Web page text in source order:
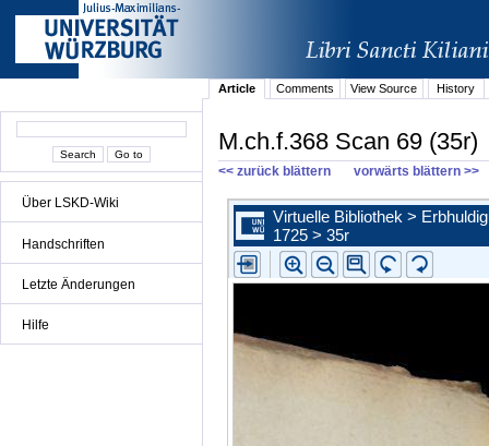
Über LSKD-Wiki
Handschriften
Letzte Änderungen
Hilfe
Article Comments View Source History
M.ch.f.368 Scan 69 (35r)
<< zurück blättern vorwärts blättern >>